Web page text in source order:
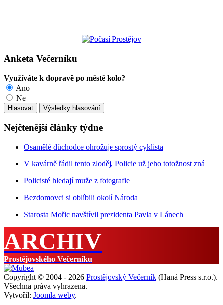
Anketa Večerníku
Využíváte k dopravě po městě kolo?
Ano
Ne
Nejčtenější články týdne
Osamělé důchodce ohrožuje sprostý cyklista
V kavárně řádil tento zloděj, Policie už jeho totožnost zná
Policisté hledají muže z fotografie
Bezdomovci si oblíbili okolí Národa
Starosta Mořic navštívil prezidenta Pavla v Lánech
ARCHIV
Prostějovského Večerníku
Copyright © 2004 - 2026 Prostějovský Večerník (Haná Press s.r.o.).
Všechna práva vyhrazena.
Vytvořil: Joomla weby.